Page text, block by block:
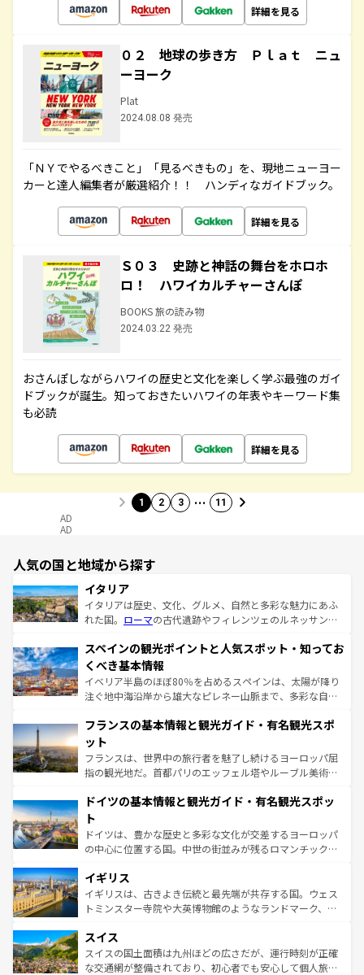
詳細を見る
０２ 地球の歩き方 Ｐｌａｔ ニュ
ーヨーク
Plat
2024.08.08 発売
「ＮＹでやるべきこと」「見るべきもの」を、現地ニューヨー
カーと達人編集者が厳選紹介！！ ハンディなガイドブック。
詳細を見る
Ｓ０３ 史跡と神話の舞台をホロホ
ロ！ ハワイカルチャーさんぽ
BOOKS 旅の読み物
2024.03.22 発売
おさんぽしながらハワイの歴史と文化を楽しく学ぶ最強のガイ
ドブックが誕生。知っておきたいハワイの年表やキーワード集
も必読
詳細を見る
1 2 3 … 11
AD
AD
人気の国と地域から探す
イタリア
イタリアは歴史、文化、グルメ、自然と多彩な魅力にあふ
れた国。 ローマの古代遺跡やフィレンツェのルネッサンス
ろん、トスカーナの美しい田園風景やアマルフィ海岸の絶
景など、自然景観も見逃せない。観光の合間には、本場の
ピザやパスタなど、絶品のイタリア料理を堪能することも
できる。朝目覚めてから夜眠るまで、すべての瞬間を楽し
なお、新着のイタリア情報はコンテンツ一覧を参照してほ
しい。
スペインの観光ポイントと人気スポット・知ってお
くべき基本情報
イベリア半島のほぼ80％を占めるスペインは、太陽が降り
注ぐ地中海沿岸から雄大なピレネー山脈まで、多彩な自然
文化が根付くこの国では、情熱的なフラメンコ、熱気あふ
れる闘牛、そして美味しいタパスが生活の一部となってい
る。首都マドリードの洗練された雰囲気や、バルセロナの
アートに溢れた街角から、地方では古代ローマ遺跡や中世
せる。地方によって風土や気候が異なるスペインはその個
ンテンツ一覧 を参照してほしい。
フランスの基本情報と観光ガイド・有名観光スポ
ット
フランスは、世界中の旅行者を魅了し続けるヨーロッパ屈
指の観光地だ。首都パリのエッフェル塔やルーブル美術館
で、幅広い魅力が詰まっている。華麗な宮殿、歴史的な大
聖堂、美しいビーチ、そして豊かな自然が、訪れる者を心
から魅了する。また、フランスは美食の国としても知ら
れ、フランス料理はユネスコ無形文化遺産にも登録されて
香り高いラベンダー畑など、多彩な楽しみ方が可能だ。さ
らに、パリ以外の地域にも魅力が溢れており、どの街角に
も豊かな歴史と文化が息づいている。パリ以外の個性あふ
を参照してほしい。
ドイツの基本情報と観光ガイド・有名観光スポッ
ト
ドイツは、豊かな歴史と多彩な文化が交差するヨーロッパ
の中心に位置する国。中世の街並みが残るロマンチック街
顔を持つこの国は、どこを歩いても飽きることがない。ベ
ルリンの文化的活気、バイエルン州のアルプスの絶景、そ
してライン川沿いのワイン畑といった風景は必見。ビール
は、お酒好きな人にはぜひ体験してほしい。 なお、新着の
ドイツ情報はコンテンツ一覧を参照してほしい。
イギリス
イギリスは、古きよき伝統と最先端が共存する国。ウェス
トミンスター寺院や大英博物館のようなランドマーク、歴
リアごとに異なる魅力がある。また、優雅なアフタヌーン
ティー、ビール好きにはたまらない英国パブ、サッカー観
戦など、本場だからこそできる体験も豊富。イギリスを旅
スイス
スイスの国土面積は九州ほどの広さだが、運行時刻が正確
な交通網が整備されており、初心者でも安心して個人旅行